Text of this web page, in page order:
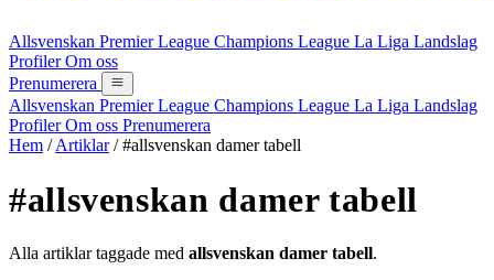
Allsvenskan Premier League Champions League La Liga Landslag
ProfilerOm oss
Prenumerera
Allsvenskan Premier League Champions League La Liga Landslag
ProfilerOm oss Prenumerera
Hem / Artiklar / #allsvenskan damer tabell
#allsvenskan damer tabell
Alla artiklar taggade med allsvenskan damer tabell.